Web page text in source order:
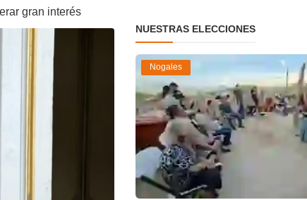
gran interés
NUESTRAS ELECCIONES
Nogales